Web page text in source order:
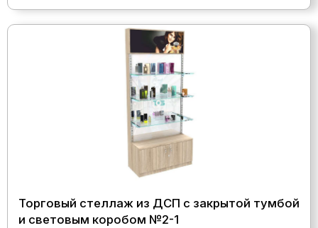
Торговый стеллаж из ДСП с закрытой тумбой
и световым коробом №2-1